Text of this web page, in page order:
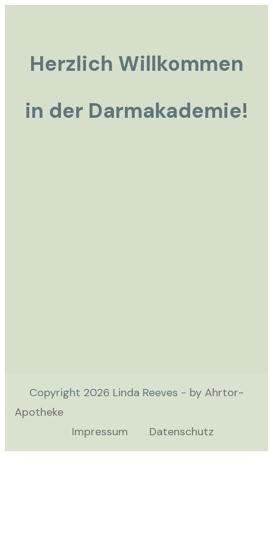
Herzlich Willkommen
in der Darmakademie!
Copyright 2026 Linda Reeves - by Ahrtor-
Apotheke
Impressum
Datenschutz